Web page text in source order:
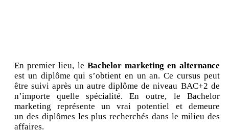
En premier lieu, le Bachelor marketing en alternance
est un diplôme qui s’obtient en un an. Ce cursus peut
être suivi après un autre diplôme de niveau BAC+2 de
n’importe quelle spécialité. En outre, le Bachelor
marketing représente un vrai potentiel et demeure
un des diplômes les plus recherchés dans le milieu des
affaires.